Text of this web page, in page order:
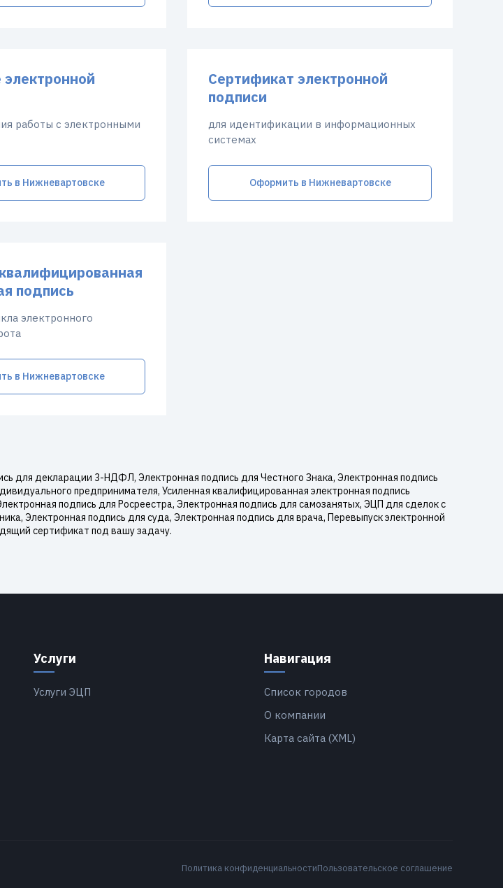
работы с электронными
в Нижневартовске
Сертификат электронной
подписи
для идентификации в информационных
системах
Оформить в Нижневартовске
подпись
электронного
в Нижневартовске
для декларации 3-НДФЛ, Электронная подпись для Честного Знака, Электронная подпись
предпринимателя, Усиленная квалифицированная электронная подпись
подпись для Росреестра, Электронная подпись для самозанятых, ЭЦП для сделок с
Электронная подпись для суда, Электронная подпись для врача, Перевыпуск электронной
сертификат под вашу задачу.
Услуги
Услуги ЭЦП
Навигация
Список городов
О компании
Карта сайта (XML)
Политика конфиденциальностиПользовательское соглашение